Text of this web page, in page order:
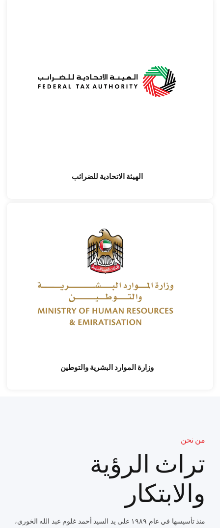
الهيئة الاتحادية للضرائب
وزارة الموارد البشرية والتوطين
من نحن
تراث الرؤية
والابتكار
منذ تأسيسها في عام ١٩٨٩ على يد السيد أحمد غلوم عبد الله الخوري،